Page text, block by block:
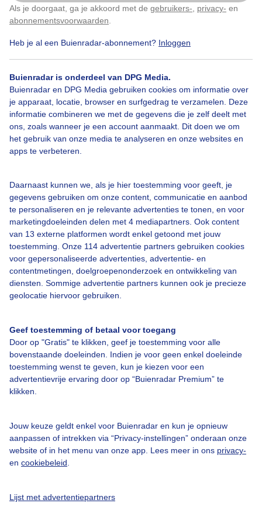
Als je doorgaat, ga je akkoord met de gebruikers- privacy- en
abonnementsvoorwaarden
Heb je al een Buienradar-abonnement? Inloggen
Buienradar is onderdeel van DPG Media.
Buienradar en DPG Media gebruiken cookies om informatie over
je apparaat, locatie, browser en surfgedrag te verzamelen. Deze
informatie combineren we met de gegevens die je zelf deelt met
ons, zoals wanneer je een account aanmaakt. Dit doen we om
het gebruik van onze media te analyseren en onze websites en
apps te verbeteren.
Daarnaast kunnen we, als je hier toestemming voor geeft, je
gegevens gebruiken om onze content, communicatie en aanbod
te personaliseren en je relevante advertenties te tonen, en voor
marketingdoeleinden delen met 4 mediapartners. Ook content
van 13 externe platformen wordt enkel getoond met jouw
toestemming. Onze 114 advertentie partners gebruiken cookies
voor gepersonaliseerde advertenties, advertentie- en
contentmetingen, doelgroepenonderzoek en ontwikkeling van
diensten. Sommige advertentie partners kunnen ook je precieze
geolocatie hiervoor gebruiken.
Geef toestemming of betaal voor toegang
Door op "Gratis" te klikken, geef je toestemming voor alle
bovenstaande doeleinden. Indien je voor geen enkel doeleinde
toestemming wenst te geven, kun je kiezen voor een
advertentievrije ervaring door op “Buienradar Premium” te
klikken.
Jouw keuze geldt enkel voor Buienradar en kun je opnieuw
aanpassen of intrekken via “Privacy-instellingen” onderaan onze
website of in het menu van onze app. Lees meer in ons privacy-
en cookiebeleid
Lijst met advertentiepartners
van over, en al aardig groot, (links op de foto).. Als de
ouders niet genoeg voedsel voor meer jongen kunnen
vinden, gaat er altijd een van het nest snel achteruit.
Het kan ook een andere reden hebben dat een jong is
doodgegaan natuurlijk!
Door: Elly van Niekerk Gemaakt: 21-06-2025, 293x bekeken
3
Ooievaars Zomersetemperatuur
Bekijk slideshow
Een moment geduld aub...
Over Buienradar
Bedrijfsgegevens
Contact
Toegankelijkheid
Adverteren
Klik hierom dit aan te passen